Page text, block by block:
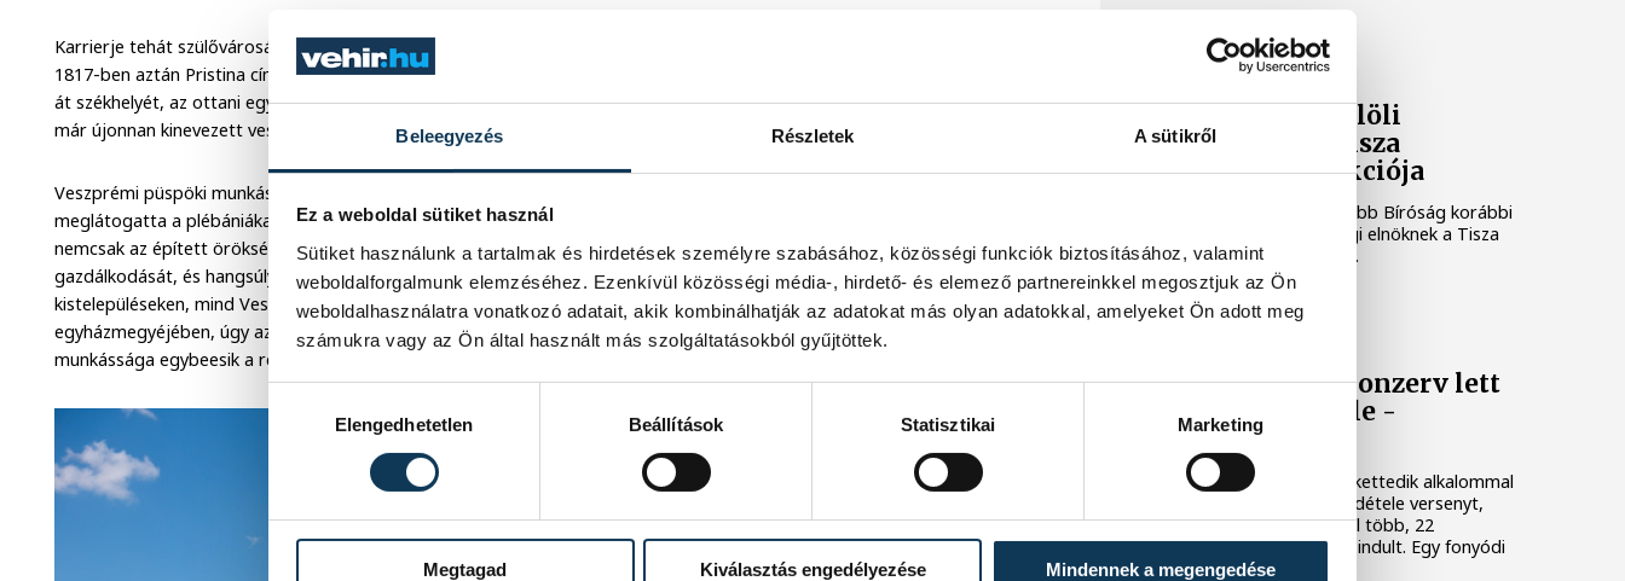
Beleegyezés Részletek A sütikről
Ez a weboldal sütiket használ
Sütiket használunk a tartalmak és hirdetések személyre szabásához, közösségi funkciók biztosításához, valamint
weboldalforgalmunk elemzéséhez. Ezenkívül közösségi média-, hirdető- és elemező partnereinkkel megosztjuk az Ön
weboldalhasználatra vonatkozó adatait, akik kombinálhatják az adatokat más olyan adatokkal, amelyeket Ön adott meg
számukra vagy az Ön által használt más szolgáltatásokból gyűjtöttek.
Elengedhetetlen
Beállítások Statisztikai Marketing
Megtagad Kiválasztás engedélyezése Mindennek a megengedése
Karrierje tehát szülővárosában, Veszprémben épült, igencsak gyorsan lépdelt fölfelé a ranglétrán.
1817-ben aztán Pristina címzetes püspökévé választották, majd 1822-ben Székesfehérvárra tette
át székhelyét, az ottani egyházmegye élére állt. Öt évet töltött a szomszédvárban, hogy 1827-ben
már újonnan kinevezett veszprémi püspökként térhessen haza.
Veszprémi püspöki munkássága során aktívan részt vett az egyházmegye fejlődésében:
meglátogatta a plébániákat, ügyet fordított a templomok állapotmegőrzésére, felújítására. De
nemcsak az épített örökségre fordított figyelmet, hanem modernizálta az egyházmegye
gazdálkodását, és hangsúlyt fektetett a papok képzésére is. Segítette az oktatás ügyét mind a
kistelepüléseken, mind Veszprémben, ahol tanítóképző intézetet alapított. Ahogy
egyházmegyéjében, úgy az Országgyűlésben is modern, haladó értékrendet képviselt – ne feledjük,
munkássága egybeesik a reformkorral, ami jelentős átalakulást hozott Magyarország számára.
Baka Andrást jelöli
államfőnek a Tisza
parlamenti frakciója
Baka Andrást, a Legfelsőbb Bíróság korábbi
elnökét jelöli köztársasági elnöknek a Tisza
párt parlamenti frakciója.
BALATON
Egy furcsa halkonzerv lett
az Év Strandétele -
mutatjuk!
A Balatoni Kör idén tizenkettedik alkalommal
hirdette meg az év strandétele versenyt,
amelyre minden eddiginél több, 22
vendéglátóhely 44 étellel indult. Egy fonyódi
hely nyert...